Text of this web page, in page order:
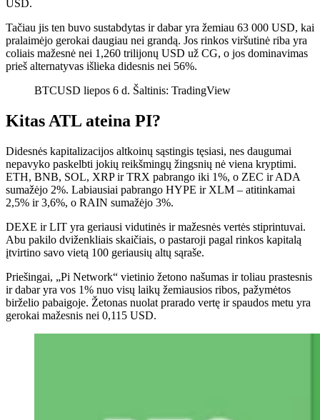
USD.
Tačiau jis ten buvo sustabdytas ir dabar yra žemiau 63 000 USD, kai
pralaimėjo gerokai daugiau nei grandą. Jos rinkos viršutinė riba yra
coliais mažesnė nei 1,260 trilijonų USD už CG, o jos dominavimas
prieš alternatyvas išlieka didesnis nei 56%.
BTCUSD liepos 6 d. Šaltinis: TradingView
Kitas ATL ateina PI?
Didesnės kapitalizacijos altkoinų sąstingis tęsiasi, nes daugumai
nepavyko paskelbti jokių reikšmingų žingsnių nė viena kryptimi.
ETH, BNB, SOL, XRP ir TRX pabrango iki 1%, o ZEC ir ADA
sumažėjo 2%. Labiausiai pabrango HYPE ir XLM – atitinkamai
2,5% ir 3,6%, o RAIN sumažėjo 3%.
DEXE ir LIT yra geriausi vidutinės ir mažesnės vertės stiprintuvai.
Abu pakilo dviženkliais skaičiais, o pastaroji pagal rinkos kapitalą
įtvirtino savo vietą 100 geriausių altų sąraše.
Priešingai, „Pi Network“ vietinio žetono našumas ir toliau prastesnis
ir dabar yra vos 1% nuo visų laikų žemiausios ribos, pažymėtos
birželio pabaigoje. Žetonas nuolat prarado vertę ir spaudos metu yra
gerokai mažesnis nei 0,115 USD.